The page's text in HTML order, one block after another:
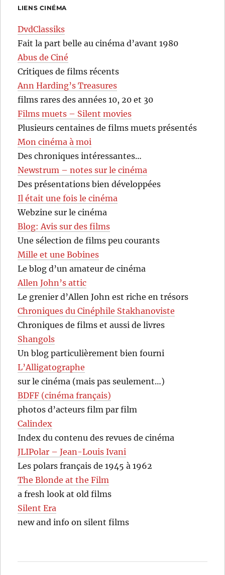
LIENS CINÉMA
DvdClassiks
Fait la part belle au cinéma d’avant 1980
Abus de Ciné
Critiques de films récents
Ann Harding’s Treasures
films rares des années 10, 20 et 30
Films muets – Silent movies
Plusieurs centaines de films muets présentés
Mon cinéma à moi
Des chroniques intéressantes…
Newstrum – notes sur le cinéma
Des présentations bien développées
Il était une fois le cinéma
Webzine sur le cinéma
Blog: Avis sur des films
Une sélection de films peu courants
Mille et une Bobines
Le blog d’un amateur de cinéma
Allen John’s attic
Le grenier d’Allen John est riche en trésors
Chroniques du Cinéphile Stakhanoviste
Chroniques de films et aussi de livres
Shangols
Un blog particulièrement bien fourni
L’Alligatographe
sur le cinéma (mais pas seulement…)
BDFF (cinéma français)
photos d’acteurs film par film
Calindex
Index du contenu des revues de cinéma
JLIPolar – Jean-Louis Ivani
Les polars français de 1945 à 1962
The Blonde at the Film
a fresh look at old films
Silent Era
new and info on silent films